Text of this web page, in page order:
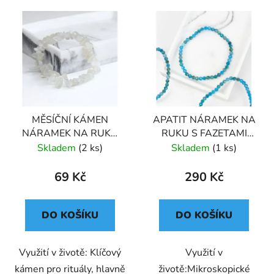
MĚSÍČNÍ KÁMEN
NÁRAMEK NA RUKU
KLASICKÝ (UNISEX)
Skladem (2 ks)
69 Kč
DO KOŠÍKU
Využití v životě: Klíčový
kámen pro rituály, hlavně
APATIT NÁRAMEK NA
RUKU S FAZETAMI
(UNISEX) 6
Skladem (1 ks)
290 Kč
DO KOŠÍKU
Využití v
životě:Mikroskopické